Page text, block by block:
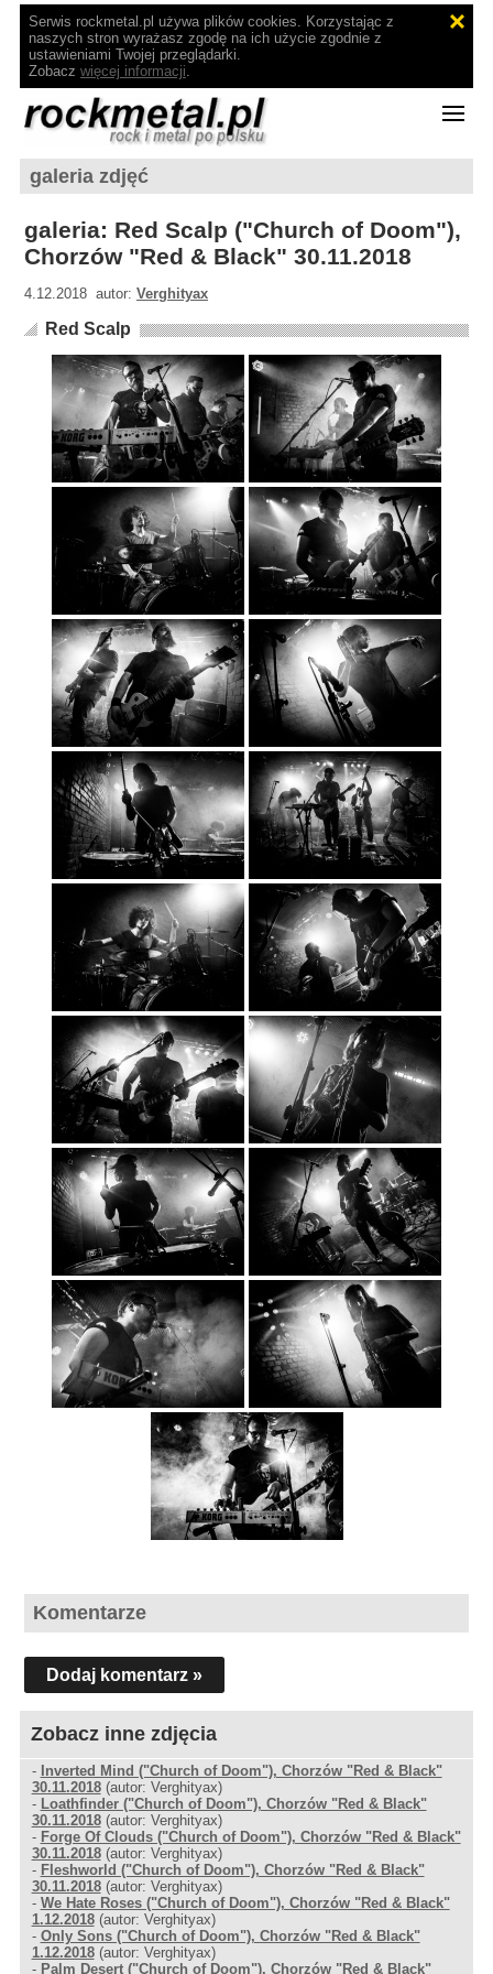
Serwis rockmetal.pl używa plików cookies. Korzystając z
naszych stron wyrażasz zgodę na ich użycie zgodnie z
ustawieniami Twojej przeglądarki.
Zobacz więcej informacji.
galeria zdjęć
galeria: Red Scalp ("Church of Doom"),
Chorzów "Red & Black" 30.11.2018
4.12.2018 autor:Verghityax
Red Scalp
Komentarze
Dodaj komentarz »
Zobacz inne zdjęcia
- Inverted Mind ("Church of Doom"), Chorzów "Red & Black"
30.11.2018(autor: Verghityax)
- Loathfinder ("Church of Doom"), Chorzów "Red & Black"
30.11.2018(autor: Verghityax)
- Forge Of Clouds ("Church of Doom"), Chorzów "Red & Black"
30.11.2018(autor: Verghityax)
- Fleshworld ("Church of Doom"), Chorzów "Red & Black"
30.11.2018(autor: Verghityax)
- We Hate Roses ("Church of Doom"), Chorzów "Red & Black"
1.12.2018(autor: Verghityax)
- Only Sons ("Church of Doom"), Chorzów "Red & Black"
1.12.2018(autor: Verghityax)
- Palm Desert ("Church of Doom"), Chorzów "Red & Black"